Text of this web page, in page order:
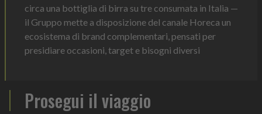
circa una bottiglia di birra su tre consumata in Italia —
il Gruppo mette a disposizione del canale Horeca un
ecosistema di brand complementari, pensati per
presidiare occasioni, target e bisogni diversi
Prosegui il viaggio